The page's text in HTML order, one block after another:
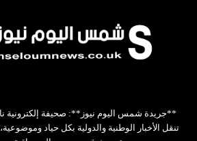
**جريدة شمس اليوم نيوز**: صحيفة إلكترونية
تنقل الأخبار الوطنية والدولية بكل حياد